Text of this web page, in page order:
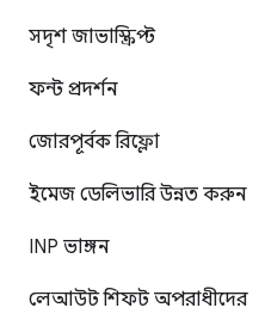
সদৃশ জাভাস্ক্রিপ্ট
ফন্ট প্রদর্শন
জোরপূর্বক রিফ্লো
ইমেজ ডেলিভারি উন্নত করুন
INP ভাঙ্গন
লেআউট শিফট অপরাধীদের